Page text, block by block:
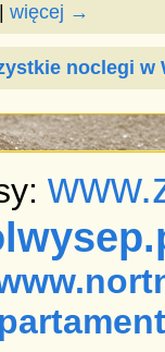
więcej →
noclegi w